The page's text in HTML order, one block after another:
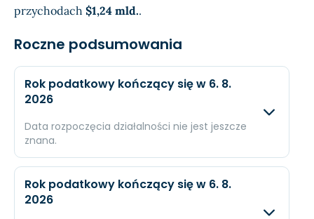
przychodach $1,24 mld..
Roczne podsumowania
Rok podatkowy kończący się w 6. 8.
2026
Data rozpoczęcia działalności nie jest jeszcze
znana.
Przychody
Rok podatkowy kończący się w 6. 8.
2026